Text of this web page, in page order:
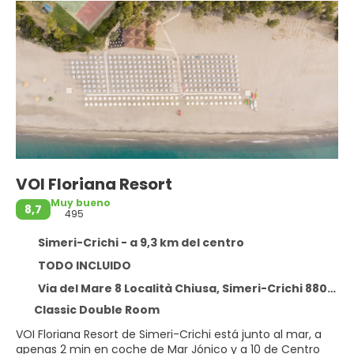
VOI Floriana Resort
8,7
Muy bueno
495
Simeri-Crichi - a 9,3 km del centro
TODO INCLUIDO
Via del Mare 8 Località Chiusa, Simeri-Crichi 88050
Classic Double Room
VOI Floriana Resort de Simeri-Crichi está junto al mar, a
apenas 2 min en coche de Mar Jónico y a 10 de Centro